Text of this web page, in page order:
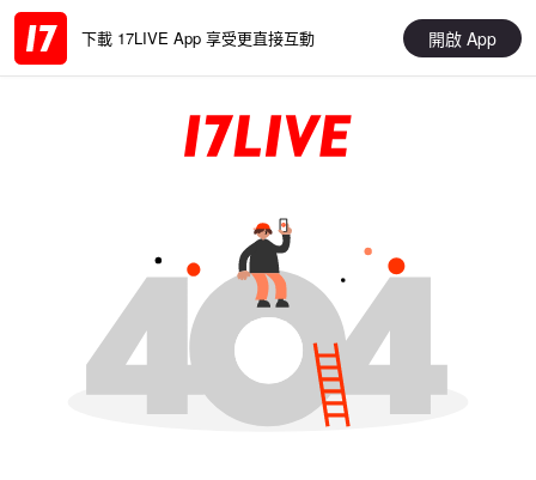
下載 17LIVE App 享受更直接互動 開啟 App